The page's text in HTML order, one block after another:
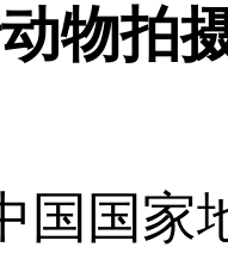
物拍
国国家